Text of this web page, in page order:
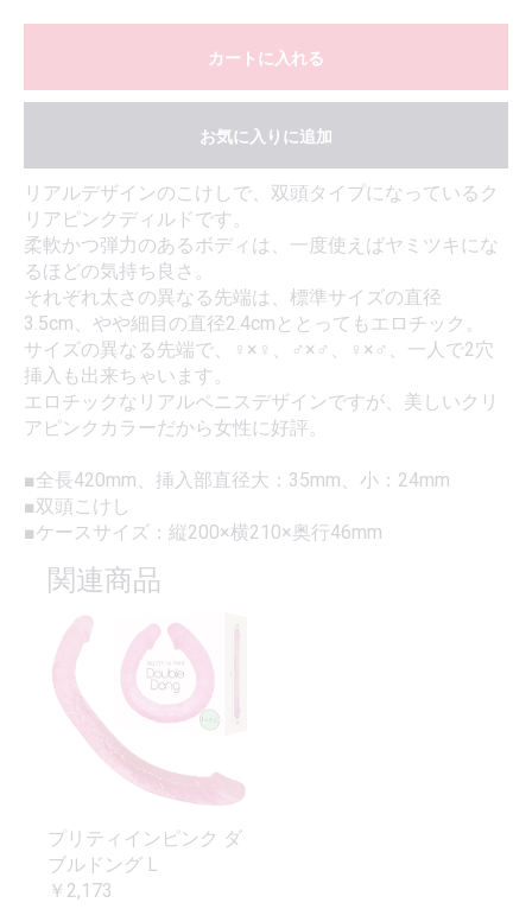
カートに入れる
お気に入りに追加
リアルデザインのこけしで、双頭タイプになっているク
リアピンクディルドです。
柔軟かつ弾力のあるボディは、一度使えばヤミツキにな
るほどの気持ち良さ。
それぞれ太さの異なる先端は、標準サイズの直径
3.5cm、やや細目の直径2.4cmととってもエロチック。
サイズの異なる先端で、♀×♀、♂×♂、♀×♂、一人で2穴
挿入も出来ちゃいます。
エロチックなリアルペニスデザインですが、美しいクリ
アピンクカラーだから女性に好評。
■全長420mm、挿入部直径大：35mm、小：24mm
■双頭こけし
■ケースサイズ：縦200×横210×奥行46mm
関連商品
プリティインピンク ダ
ブルドング L
￥2,173